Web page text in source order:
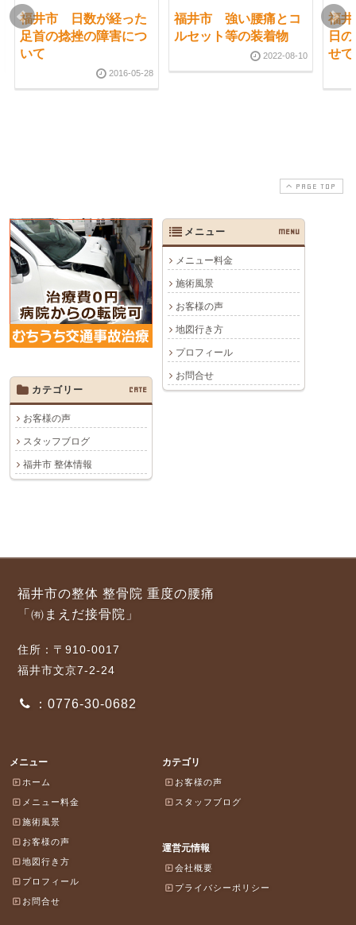
福井市 日数が経った
足首の捻挫の障害につ
いて
2016-05-28
福井市 強い腰痛とコ
ルセット等の装着物
2022-08-10
福
日
せ
PAGE TOP
メニュー MENU
メニュー料金
施術風景
お客様の声
地図行き方
プロフィール
お問合せ
カテゴリー
CATE
お客様の声
スタッフブログ
福井市 整体情報
福井市の整体 整骨院 重度の腰痛
「㈲まえだ接骨院」
住所：〒910-0017
福井市文京7-2-24
：0776-30-0682
メニュー
ホーム
メニュー料金
施術風景
お客様の声
地図行き方
プロフィール
お問合せ
カテゴリ
お客様の声
スタッフブログ
運営元情報
会社概要
プライバシーポリシー